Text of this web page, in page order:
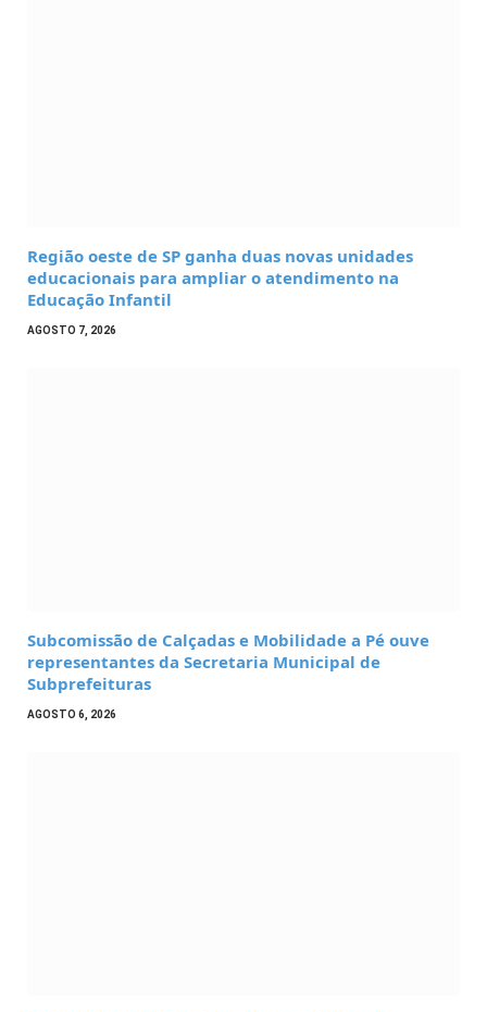
Região oeste de SP ganha duas novas unidades
educacionais para ampliar o atendimento na
Educação Infantil
AGOSTO 7, 2026
Subcomissão de Calçadas e Mobilidade a Pé ouve
representantes da Secretaria Municipal de
Subprefeituras
AGOSTO 6, 2026